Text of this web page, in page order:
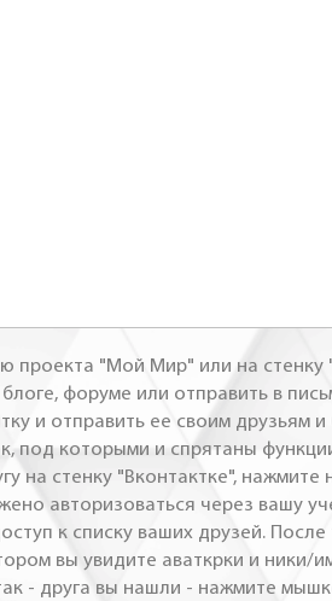
проекта "Мой Мир" или на стенку
форуме или отправить в
и отправить ее своим друзьям
под которыми и спрятаны
на стенку "Вконтактке", нажмите
авторизоваться через вашу
к списку ваших друзей. После
вы увидите аваткрки и ники/
- друга вы нашли - нажмите